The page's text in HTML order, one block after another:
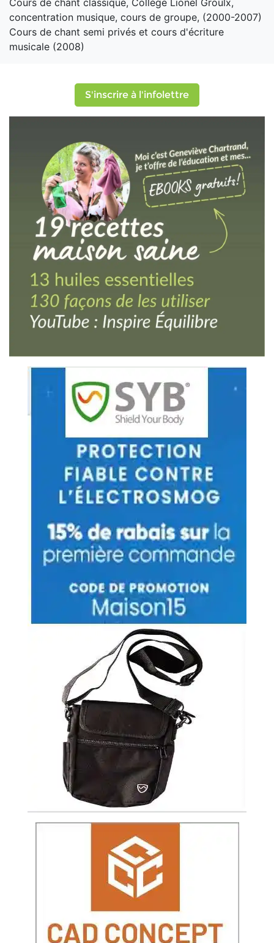
Cours de chant classique, Collège Lionel Groulx,
concentration musique, cours de groupe, (2000-2007)
Cours de chant semi privés et cours d'écriture
musicale (2008)
S'inscrire à l'infolettre